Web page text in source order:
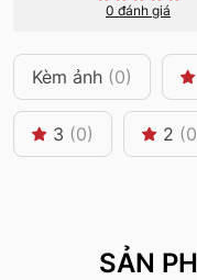
0 đánh giá
Kèm ảnh (0)
3 (0) 2
SẢN